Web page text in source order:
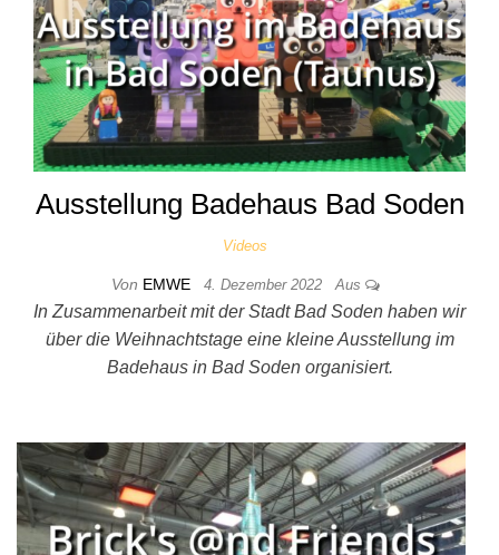
Ausstellung Badehaus Bad Soden
Videos
Von EMWE 4. Dezember 2022 Aus
In Zusammenarbeit mit der Stadt Bad Soden haben wir
über die Weihnachtstage eine kleine Ausstellung im
Badehaus in Bad Soden organisiert.